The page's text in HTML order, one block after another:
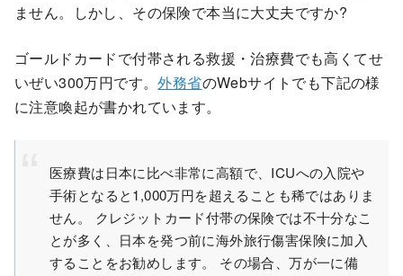
ません。
しかし、その保険で本当に大丈夫ですか?
ゴールドカードで付帯される救援・治療費でも高くてせ
いぜい300万円です。外務省のWebサイトでも下記の様
に注意喚起が書かれています。
医療費は日本に比べ非常に高額で、ICUへの入院や
手術となると1,000万円を超えることも稀ではありま
せん。 クレジットカード付帯の保険では不十分なこ
とが多く、日本を発つ前に海外旅行傷害保険に加入
することをお勧めします。 その場合、万が一に備